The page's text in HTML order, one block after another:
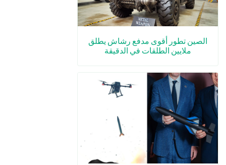
الصين تطور أقوى مدفع رشاش يطلق
ملايين الطلقات في الدقيقة